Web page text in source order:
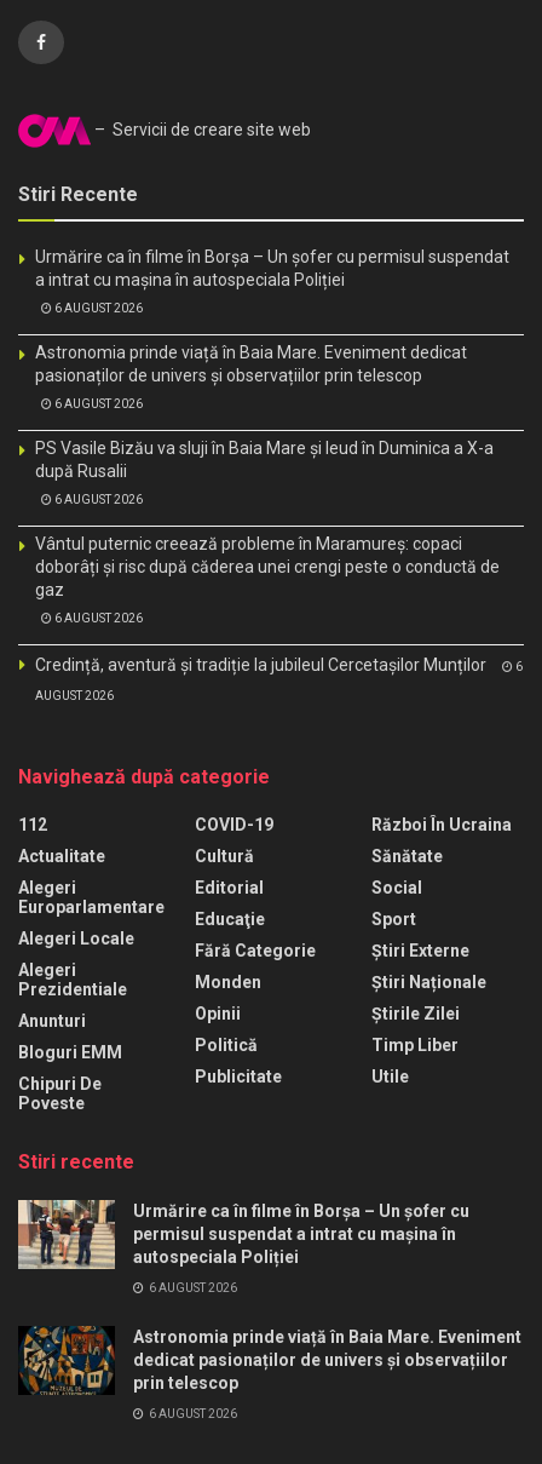
– Servicii de creare site web
Stiri Recente
Urmărire ca în filme în Borșa – Un șofer cu permisul suspendat
a intrat cu mașina în autospeciala Poliției
6 AUGUST 2026
Astronomia prinde viață în Baia Mare. Eveniment dedicat
pasionaților de univers și observațiilor prin telescop
6 AUGUST 2026
PS Vasile Bizău va sluji în Baia Mare și Ieud în Duminica a X-a
după Rusalii
6 AUGUST 2026
Vântul puternic creează probleme în Maramureș: copaci
doborâți și risc după căderea unei crengi peste o conductă de
gaz
6 AUGUST 2026
Credință, aventură și tradiție la jubileul Cercetașilor Munților 6
AUGUST 2026
Navighează după categorie
112
Actualitate
Alegeri
Europarlamentare
Alegeri Locale
Alegeri
Prezidentiale
Anunturi
Bloguri EMM
Chipuri De
Poveste
COVID-19
Cultură
Editorial
Educaţie
Fără Categorie
Monden
Opinii
Politică
Publicitate
Război În Ucraina
Sănătate
Social
Sport
Știri Externe
Știri Naționale
Știrile Zilei
Timp Liber
Utile
Stiri recente
Urmărire ca în filme în Borșa – Un șofer cu
permisul suspendat a intrat cu mașina în
autospeciala Poliției
6 AUGUST 2026
Astronomia prinde viață în Baia Mare. Eveniment
dedicat pasionaților de univers și observațiilor
prin telescop
6 AUGUST 2026